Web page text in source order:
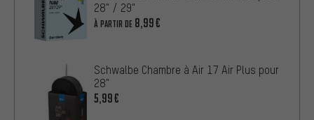
28" / 29"
À PARTIR DE 8,99€
Schwalbe Chambre à Air 17 Air Plus pour
28"
5,99€